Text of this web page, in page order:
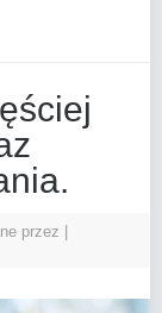
przez